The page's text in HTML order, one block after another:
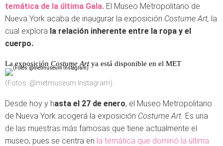
temática de la última Gala. El Museo Metropolitano de
Nueva York acaba de inaugurar la exposición Costume Art, la
cual explora la relación inherente entre la ropa y el
cuerpo.
La exposición Costume Artya está disponible en el MET
(Fotos: @metmuseum Instagram)
Desde hoy y hasta el 27 de enero, el Museo Metropolitano
de Nueva York acogerá la exposición Costume Art. Es una
de las muestras más famosas que tiene actualmente el
museo, pues se centra en la temática que dominó la última